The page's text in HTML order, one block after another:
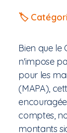
🏷️
Bien que le
n'impose
pour les
(MAPA),
comptes,
montants